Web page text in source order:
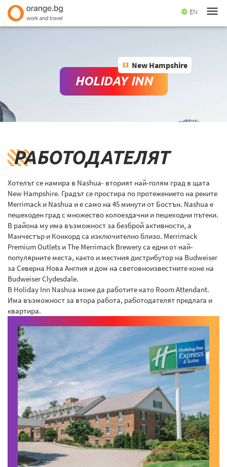
language EN menu
map New Hampshire
HOLIDAY INN
РАБОТОДАТЕЛЯТ
Хотелът се намира в Nashua- вторият най-голям град в щата
New Hampshire. Градът се простира по протежението на реките
Merrimack и Nashua и е само на 45 минути от Бостън. Nashua е
пешеходен град с множество колоездачни и пешеходни пътеки.
В района му има възможност за безброй активности, а
Манчестър и Конкорд са изключително близо. Merrimack
Premium Outlets и The Merrimack Brewery са едни от най-
популярните места, както и местния дистрибутор на Budweiser
за Северна Нова Англия и дом на световноизвестните коне на
Budweiser Clydesdale.
В Holiday Inn Nashua може да работите като Room Attendant.
Има възможност за втора работа, работодателят предлага и
квартира.